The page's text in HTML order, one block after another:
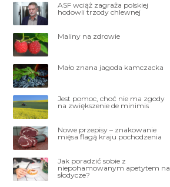
ASF wciąż zagraża polskiej
hodowli trzody chlewnej
Maliny na zdrowie
Mało znana jagoda kamczacka
Jest pomoc, choć nie ma zgody
na zwiększenie de minimis
Nowe przepisy – znakowanie
mięsa flagą kraju pochodzenia
Jak poradzić sobie z
niepohamowanym apetytem na
słodycze?